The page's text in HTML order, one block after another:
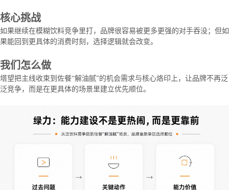
核心挑战
如果继续在模糊饮料竞争里打，品牌很容易被更多更强的对手吞没；但如
果能回到更具体的消费时刻，选择逻辑就会改变。
我们怎么做
塔望把主线收束到佐餐“解油腻”的机会需求与核心烙印上，让品牌不再泛
泛竞争，而是在更具体的场景里建立优先顺位。